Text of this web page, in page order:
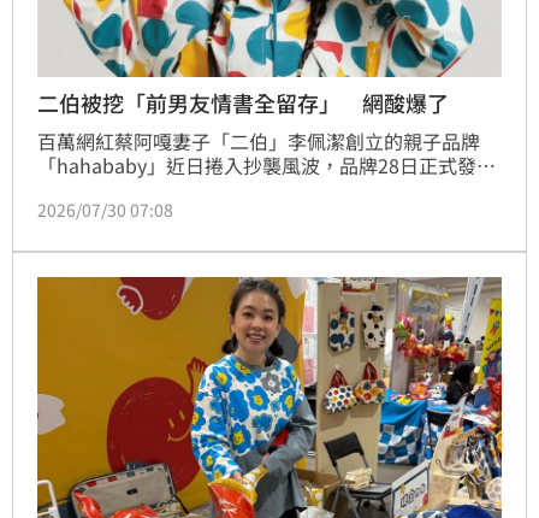
二伯被挖「前男友情書全留存」 網酸爆了
百萬網紅蔡阿嘎妻子「二伯」李佩潔創立的親子品牌
「hahababy」近日捲入抄襲風波，品牌28日正式發布
錄」，也宣布未來將透過影音內容公開設計流程，讓外
不過聲明曝光後，不僅有設計師打臉「不可能」，還有
人挖出二伯保存前男友情書禮物的影片，酸爆聲明中
「未能完整保留設計與製作紀錄」這句話。
2026/07/30 07:08